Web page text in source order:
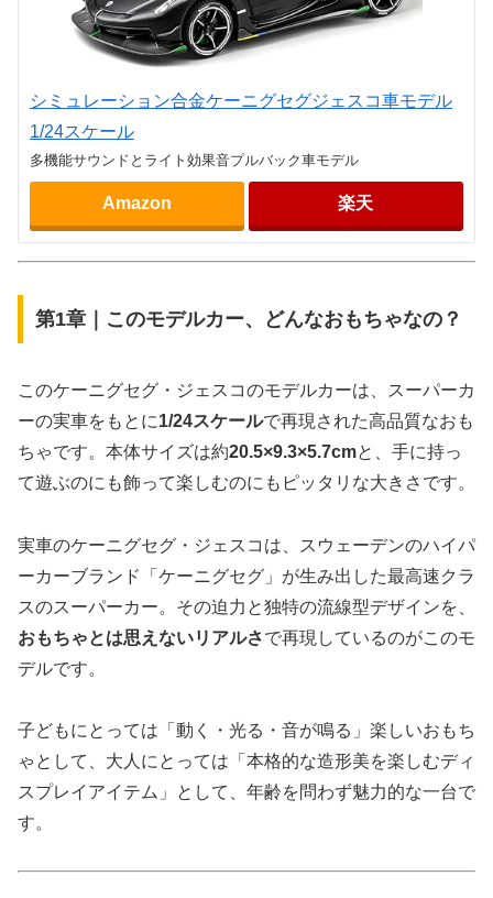
シミュレーション合金ケーニグセグジェスコ車モデル
1/24スケール
多機能サウンドとライト効果音プルバック車モデル
Amazon 楽天
第1章｜このモデルカー、どんなおもちゃなの？
このケーニグセグ・ジェスコのモデルカーは、スーパーカ
ーの実車をもとに1/24スケールで再現された高品質なおも
ちゃです。本体サイズは約20.5×9.3×5.7cmと、手に持っ
て遊ぶのにも飾って楽しむのにもピッタリな大きさです。
実車のケーニグセグ・ジェスコは、スウェーデンのハイパ
ーカーブランド「ケーニグセグ」が生み出した最高速クラ
スのスーパーカー。その迫力と独特の流線型デザインを、
おもちゃとは思えないリアルさで再現しているのがこのモ
デルです。
子どもにとっては「動く・光る・音が鳴る」楽しいおもち
ゃとして、大人にとっては「本格的な造形美を楽しむディ
スプレイアイテム」として、年齢を問わず魅力的な一台で
す。